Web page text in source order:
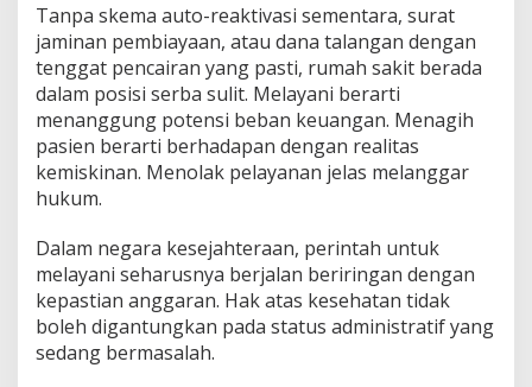
Tanpa skema auto-reaktivasi sementara, surat
jaminan pembiayaan, atau dana talangan dengan
tenggat pencairan yang pasti, rumah sakit berada
dalam posisi serba sulit. Melayani berarti
menanggung potensi beban keuangan. Menagih
pasien berarti berhadapan dengan realitas
kemiskinan. Menolak pelayanan jelas melanggar
hukum.
Dalam negara kesejahteraan, perintah untuk
melayani seharusnya berjalan beriringan dengan
kepastian anggaran. Hak atas kesehatan tidak
boleh digantungkan pada status administratif yang
sedang bermasalah.